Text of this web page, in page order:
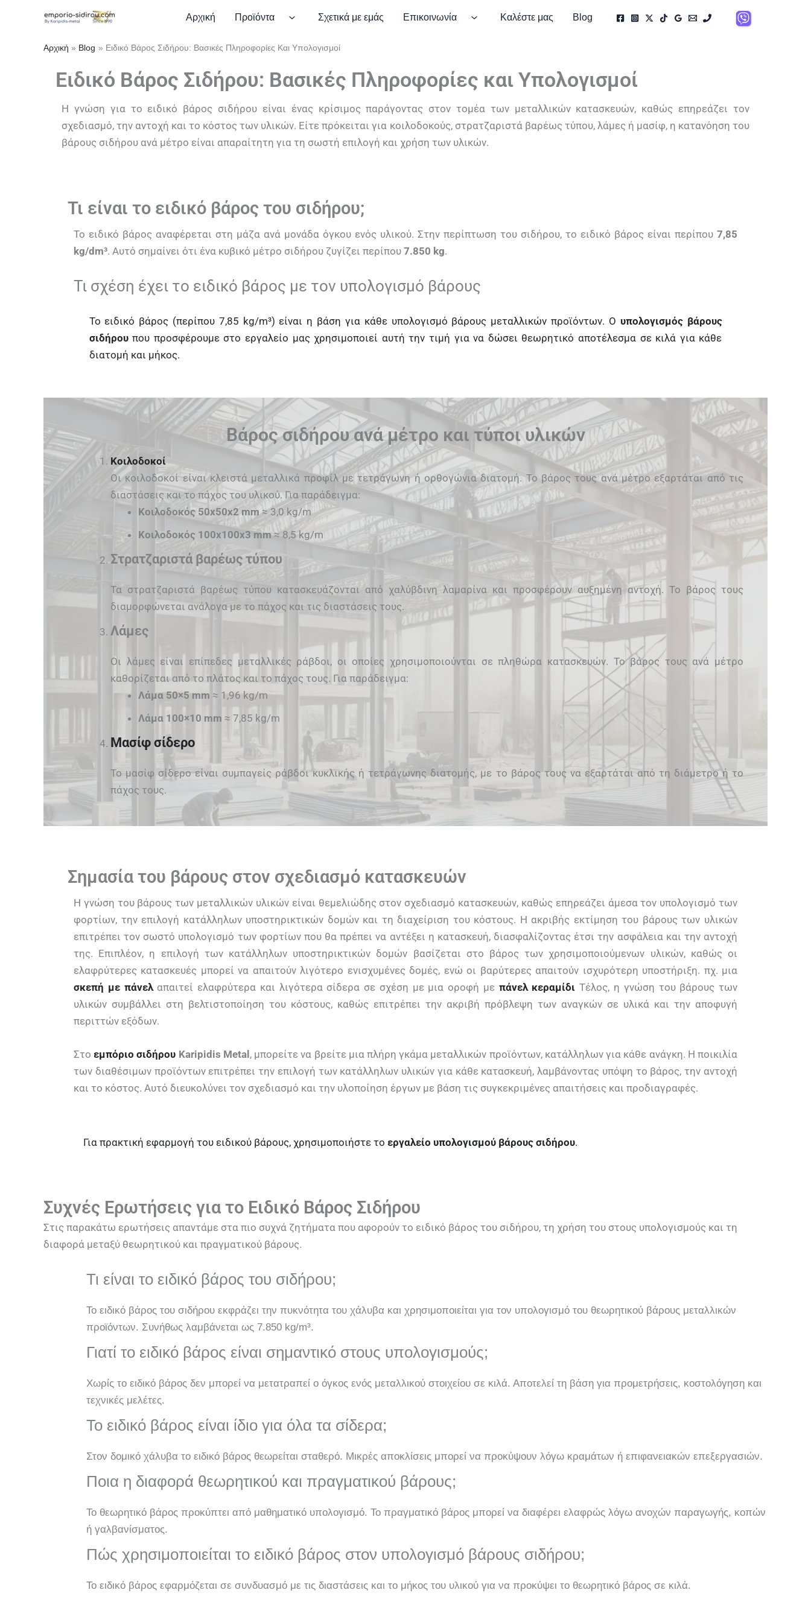
Αρχική Προϊόντα Σχετικά με εμάς Επικοινωνία Καλέστε μας Blog
Αρχική Blog Ειδικό Βάρος Σιδήρου: Βασικές Πληροφορίες Και Υπολογισμοί
Αρχική Blog Ειδικό Βάρος Σιδήρου: Βασικές Πληροφορίες Και Υπολογισμοί
Ειδικό Βάρος Σιδήρου: Βασικές Πληροφορίες και Υπολογισμοί
Η γνώση για το ειδικό βάρος σιδήρου είναι ένας κρίσιμος παράγοντας στον τομέα των μεταλλικών κατασκευών, καθώς επηρεάζει τον
σχεδιασμό, την αντοχή και το κόστος των υλικών. Είτε πρόκειται για κοιλοδοκούς, στρατζαριστά βαρέως τύπου, λάμες ή μασίφ, η κατανόηση του
βάρους σιδήρου ανά μέτρο είναι απαραίτητη για τη σωστή επιλογή και χρήση των υλικών.
Τι είναι το ειδικό βάρος του σιδήρου;
Το ειδικό βάρος αναφέρεται στη μάζα ανά μονάδα όγκου ενός υλικού. Στην περίπτωση του σιδήρου, το ειδικό βάρος είναι περίπου 7,85
kg/dm³. Αυτό σημαίνει ότι ένα κυβικό μέτρο σιδήρου ζυγίζει περίπου 7.850 kg.
Τι σχέση έχει το ειδικό βάρος με τον υπολογισμό βάρους
Το ειδικό βάρος (περίπου 7,85 kg/m³) είναι η βάση για κάθε υπολογισμό βάρους μεταλλικών προϊόντων. Ο υπολογισμός βάρους
σιδήρουπου προσφέρουμε στο εργαλείο μας χρησιμοποιεί αυτή την τιμή για να δώσει θεωρητικό αποτέλεσμα σε κιλά για κάθε
διατομή και μήκος.
Βάρος σιδήρου ανά μέτρο και τύποι υλικών
Κοιλοδοκοί
Οι κοιλοδοκοί είναι κλειστά μεταλλικά προφίλ με τετράγωνη ή ορθογώνια διατομή. Το βάρος τους ανά μέτρο εξαρτάται από τις
διαστάσεις και το πάχος του υλικού. Για παράδειγμα:
Κοιλοδοκός 50x50x2 mm≈ 3,0 kg/m
Κοιλοδοκός 100x100x3 mm≈ 8,5 kg/m
Στρατζαριστά βαρέως τύπου
Τα στρατζαριστά βαρέως τύπου κατασκευάζονται από χαλύβδινη λαμαρίνα και προσφέρουν αυξημένη αντοχή. Το βάρος τους
διαμορφώνεται ανάλογα με το πάχος και τις διαστάσεις τους.
Λάμες
Οι λάμες είναι επίπεδες μεταλλικές ράβδοι, οι οποίες χρησιμοποιούνται σε πληθώρα κατασκευών. Το βάρος τους ανά μέτρο
καθορίζεται από το πλάτος και το πάχος τους. Για παράδειγμα:
Λάμα 50×5 mm ≈ 1,96 kg/m
Λάμα 100×10 mm ≈ 7,85 kg/m
Μασίφ σίδερο
Το μασίφ σίδερο είναι συμπαγείς ράβδοι κυκλικής ή τετράγωνης διατομής, με το βάρος τους να εξαρτάται από τη διάμετρο ή το
πάχος τους.
Σημασία του βάρους στον σχεδιασμό κατασκευών
Η γνώση του βάρους των μεταλλικών υλικών είναι θεμελιώδης στον σχεδιασμό κατασκευών, καθώς επηρεάζει άμεσα τον υπολογισμό των
φορτίων, την επιλογή κατάλληλων υποστηρικτικών δομών και τη διαχείριση του κόστους. Η ακριβής εκτίμηση του βάρους των υλικών
επιτρέπει τον σωστό υπολογισμό των φορτίων που θα πρέπει να αντέξει η κατασκευή, διασφαλίζοντας έτσι την ασφάλεια και την αντοχή
της. Επιπλέον, η επιλογή των κατάλληλων υποστηρικτικών δομών βασίζεται στο βάρος των χρησιμοποιούμενων υλικών, καθώς οι
ελαφρύτερες κατασκευές μπορεί να απαιτούν λιγότερο ενισχυμένες δομές, ενώ οι βαρύτερες απαιτούν ισχυρότερη υποστήριξη. πχ. μια
σκεπή με πάνελαπαιτεί ελαφρύτερα και λιγότερα σίδερα σε σχέση με μια οροφή με πάνελ κεραμίδι Τέλος, η γνώση του βάρους των
υλικών συμβάλλει στη βελτιστοποίηση του κόστους, καθώς επιτρέπει την ακριβή πρόβλεψη των αναγκών σε υλικά και την αποφυγή
περιττών εξόδων.
Στοεμπόριο σιδήρου Karipidis Metal, μπορείτε να βρείτε μια πλήρη γκάμα μεταλλικών προϊόντων, κατάλληλων για κάθε ανάγκη. Η ποικιλία
των διαθέσιμων προϊόντων επιτρέπει την επιλογή των κατάλληλων υλικών για κάθε κατασκευή, λαμβάνοντας υπόψη το βάρος, την αντοχή
και το κόστος. Αυτό διευκολύνει τον σχεδιασμό και την υλοποίηση έργων με βάση τις συγκεκριμένες απαιτήσεις και προδιαγραφές.
Για πρακτική εφαρμογή του ειδικού βάρους, χρησιμοποιήστε το εργαλείο υπολογισμού βάρους σιδήρου.
Συχνές Ερωτήσεις για το Ειδικό Βάρος Σιδήρου
Στις παρακάτω ερωτήσεις απαντάμε στα πιο συχνά ζητήματα που αφορούν το ειδικό βάρος του σιδήρου, τη χρήση του στους υπολογισμούς και τη
διαφορά μεταξύ θεωρητικού και πραγματικού βάρους.
Τι είναι το ειδικό βάρος του σιδήρου;
Το ειδικό βάρος του σιδήρου εκφράζει την πυκνότητα του χάλυβα και χρησιμοποιείται για τον υπολογισμό του θεωρητικού βάρους μεταλλικών
προϊόντων. Συνήθως λαμβάνεται ως 7.850 kg/m³.
Γιατί το ειδικό βάρος είναι σημαντικό στους υπολογισμούς;
Χωρίς το ειδικό βάρος δεν μπορεί να μετατραπεί ο όγκος ενός μεταλλικού στοιχείου σε κιλά. Αποτελεί τη βάση για προμετρήσεις, κοστολόγηση και
τεχνικές μελέτες.
Το ειδικό βάρος είναι ίδιο για όλα τα σίδερα;
Στον δομικό χάλυβα το ειδικό βάρος θεωρείται σταθερό. Μικρές αποκλίσεις μπορεί να προκύψουν λόγω κραμάτων ή επιφανειακών επεξεργασιών.
Ποια η διαφορά θεωρητικού και πραγματικού βάρους;
Το θεωρητικό βάρος προκύπτει από μαθηματικό υπολογισμό. Το πραγματικό βάρος μπορεί να διαφέρει ελαφρώς λόγω ανοχών παραγωγής, κοπών
ή γαλβανίσματος.
Πώς χρησιμοποιείται το ειδικό βάρος στον υπολογισμό βάρους σιδήρου;
Το ειδικό βάρος εφαρμόζεται σε συνδυασμό με τις διαστάσεις και το μήκος του υλικού για να προκύψει το θεωρητικό βάρος σε κιλά.